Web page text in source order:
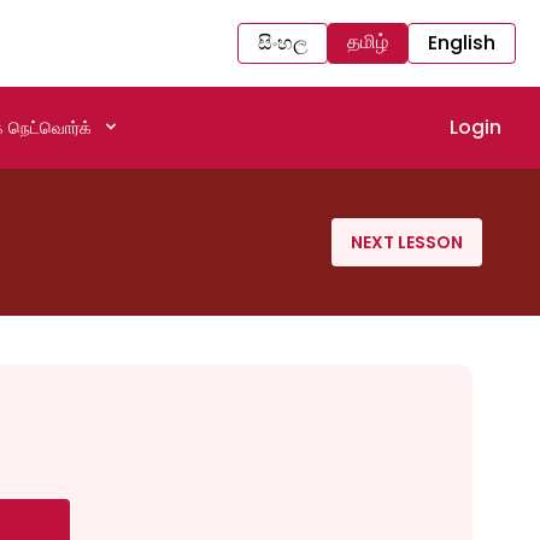
සිංහල தமிழ் English
நெட்வொர்க் Login
NEXT LESSON